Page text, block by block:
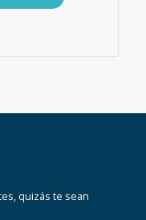
quizás te sean